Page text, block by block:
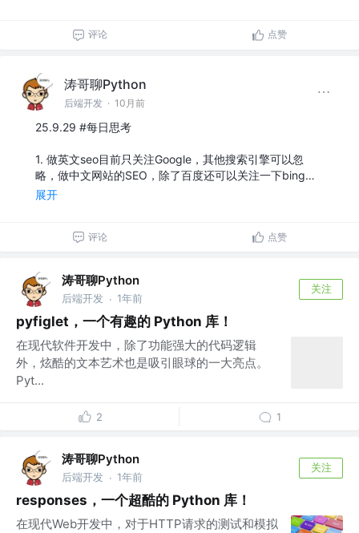
评论 点赞
涛哥聊Python
后端开发 · 10月前
25.9.29 #每日思考
1. 做英文seo目前只关注Google，其他搜索引擎可以忽
略，做中文网站的SEO，除了百度还可以关注一下bing…
展开
评论 点赞
涛哥聊Python
后端开发 · 1年前
关注
pyfiglet，一个有趣的 Python 库！
在现代软件开发中，除了功能强大的代码逻辑
外，炫酷的文本艺术也是吸引眼球的一大亮点。
Pyt...
2 1
涛哥聊Python
后端开发 · 1年前
关注
responses，一个超酷的 Python 库！
在现代Web开发中，对于HTTP请求的测试和模拟